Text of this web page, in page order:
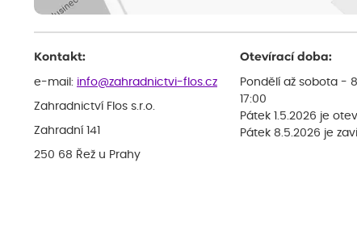
Kontakt:
e-mail: info@zahradnictvi-flos.cz
Zahradnictví Flos s.r.o.
Zahradní 141
250 68 Řež u Prahy
Otevírací doba:
Pondělí až sobota -
17:00
Pátek 1.5.2026 je
Pátek 8.5.2026 je